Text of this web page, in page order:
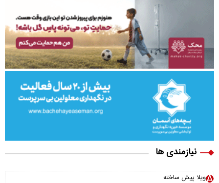
نیازمندی ها
ویلا پیش ساخته